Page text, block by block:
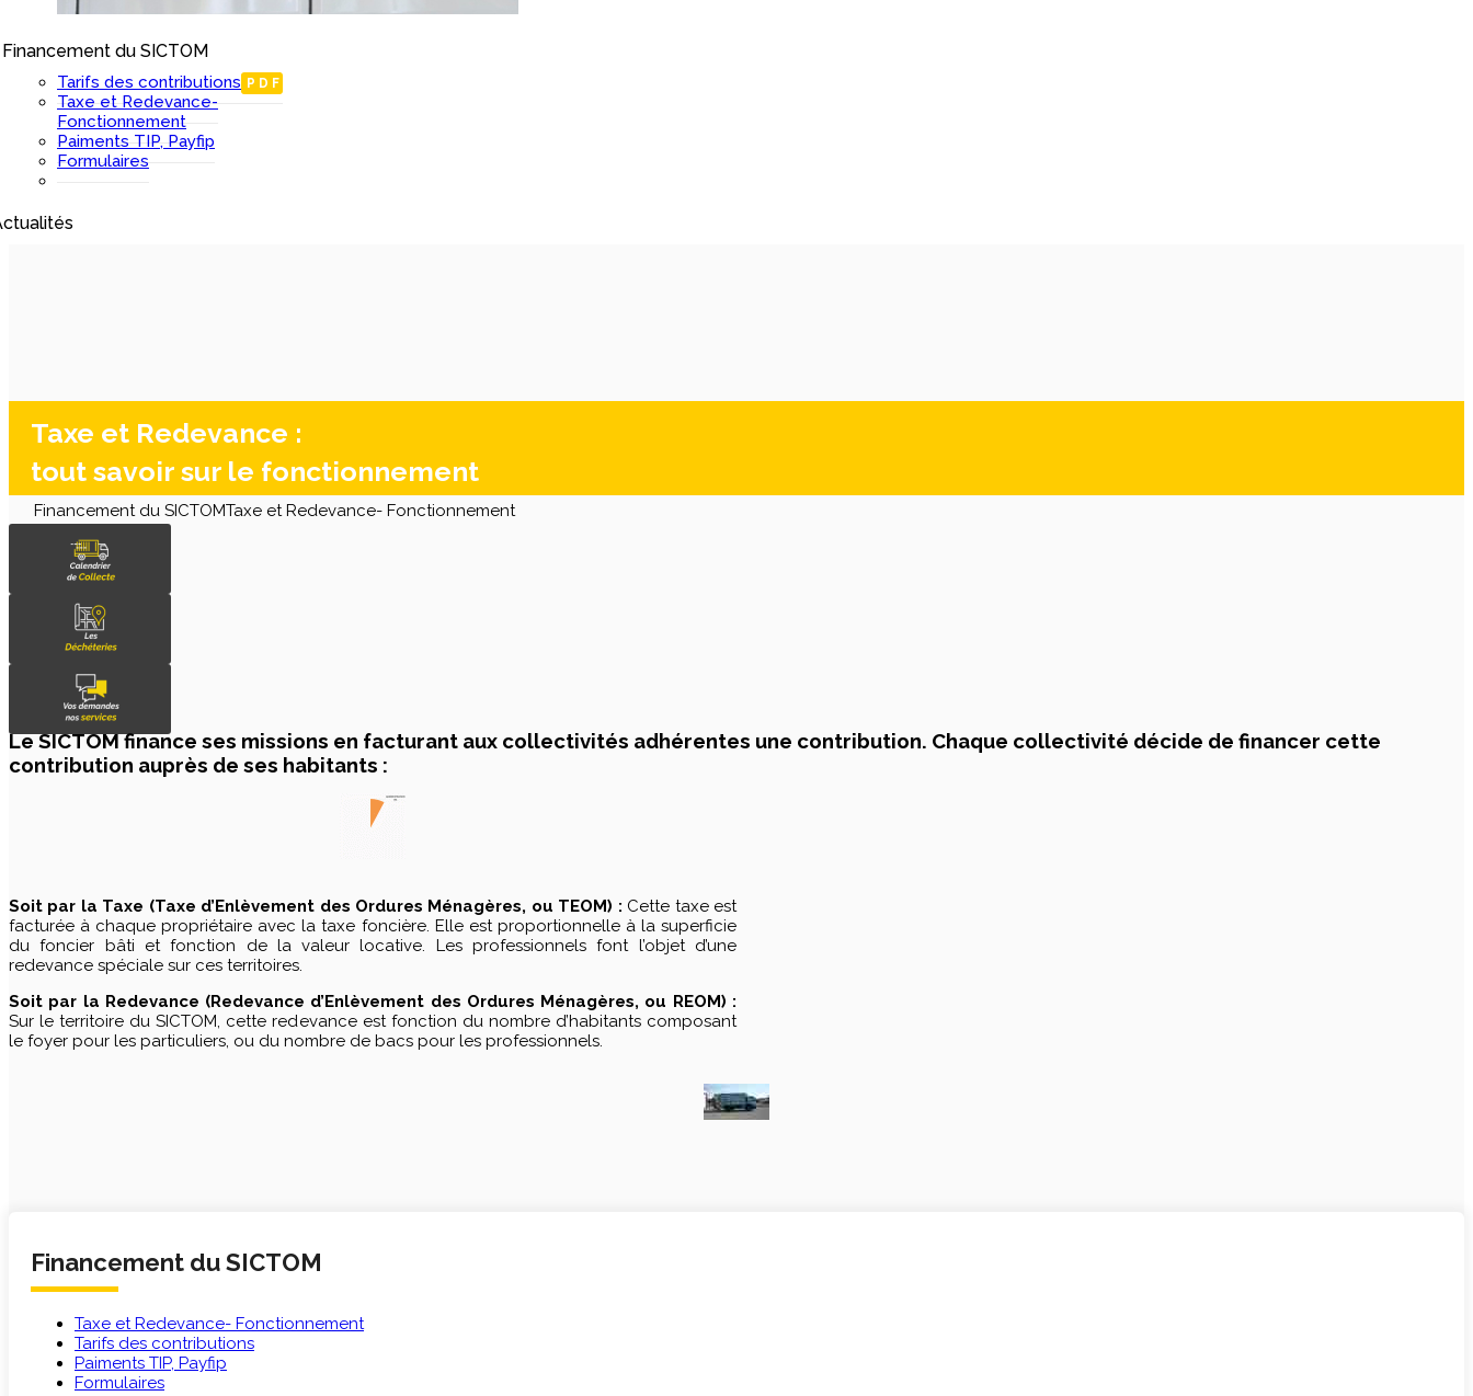
Financement du SICTOM
Tarifs des contributions PDF
Taxe et Redevance-
Fonctionnement
Paiments TIP, Payfip
Formulaires
Taxe et Redevance :
tout savoir sur le fonctionnement
Financement du SICTOMTaxe et Redevance- Fonctionnement
Le SICTOM finance ses missions en facturant aux collectivités adhérentes une contribution. Chaque collectivité décide de financer cette
contribution auprès de ses habitants :
Soit par la Taxe (Taxe d’Enlèvement des Ordures Ménagères, ou TEOM) : Cette taxe est
facturée à chaque propriétaire avec la taxe foncière. Elle est proportionnelle à la superficie
du foncier bâti et fonction de la valeur locative. Les professionnels font l’objet d’une
redevance spéciale sur ces territoires.
Soit par la Redevance (Redevance d’Enlèvement des Ordures Ménagères, ou REOM) :
Sur le territoire du SICTOM, cette redevance est fonction du nombre d’habitants composant
le foyer pour les particuliers, ou du nombre de bacs pour les professionnels.
Financement du SICTOM
Taxe et Redevance- Fonctionnement
Tarifs des contributions
Paiments TIP, Payfip
Formulaires